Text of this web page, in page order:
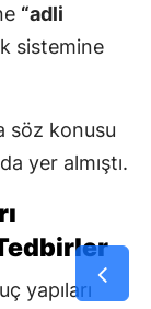
“adli
sistemine
söz konusu
yer almıştı.
yapıları